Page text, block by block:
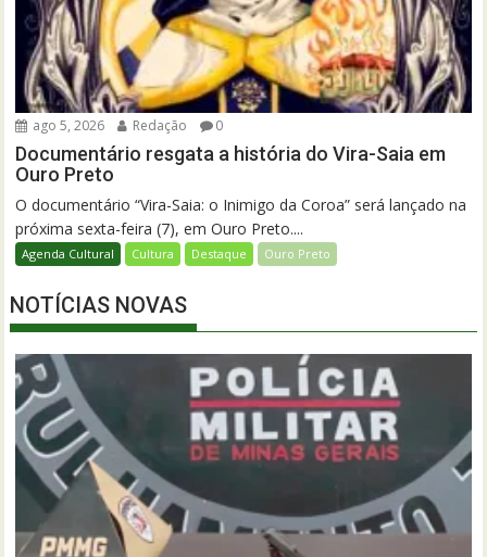
ago 5, 2026 Redação 0
Documentário resgata a história do Vira-Saia em
Ouro Preto
O documentário “Vira-Saia: o Inimigo da Coroa” será lançado na
próxima sexta-feira (7), em Ouro Preto....
Agenda Cultural Cultura Destaque Ouro Preto
NOTÍCIAS NOVAS